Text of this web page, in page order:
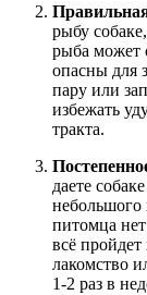
рыбу
рыба может
опасны для
пару или
избежать
тракта.
даете
небольшого
питомца
всё
лакомство
1-2 раз в